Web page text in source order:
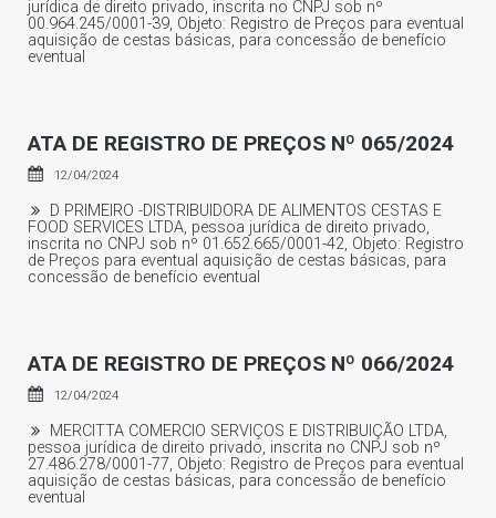
jurídica de direito privado, inscrita no CNPJ sob nº
00.964.245/0001-39, Objeto: Registro de Preços para eventual
aquisição de cestas básicas, para concessão de benefício
eventual
ATA DE REGISTRO DE PREÇOS Nº 065/2024
12/04/2024
D PRIMEIRO -DISTRIBUIDORA DE ALIMENTOS CESTAS E
FOOD SERVICES LTDA, pessoa jurídica de direito privado,
inscrita no CNPJ sob nº 01.652.665/0001-42, Objeto: Registro
de Preços para eventual aquisição de cestas básicas, para
concessão de benefício eventual
ATA DE REGISTRO DE PREÇOS Nº 066/2024
12/04/2024
MERCITTA COMERCIO SERVIÇOS E DISTRIBUIÇÃO LTDA,
pessoa jurídica de direito privado, inscrita no CNPJ sob nº
27.486.278/0001-77, Objeto: Registro de Preços para eventual
aquisição de cestas básicas, para concessão de benefício
eventual